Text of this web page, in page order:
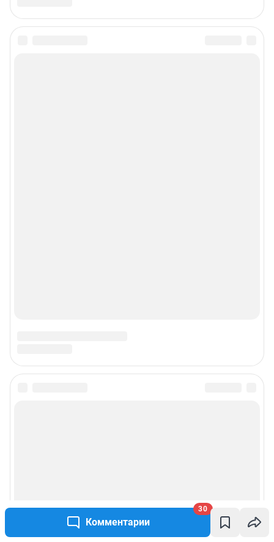
Комментарии
30